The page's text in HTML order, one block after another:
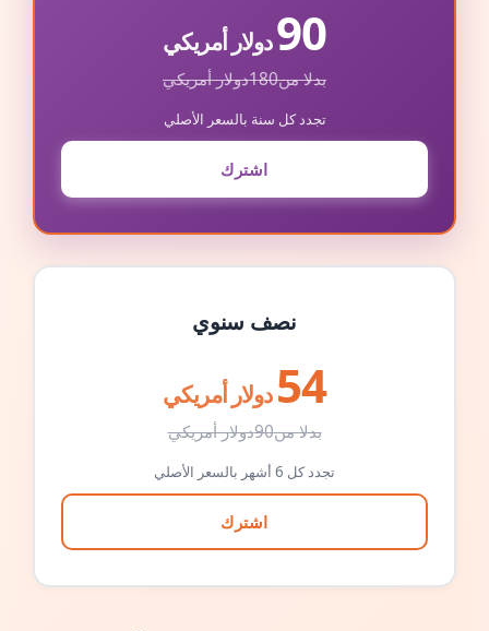
90دولار أمريكي
بدلا من180دولار أمريكي
تجدد كل سنة بالسعر الأصلي
اشترك
نصف سنوي
54 دولار أمريكي
بدلا من90دولار أمريكي
تجدد كل 6 أشهر بالسعر الأصلي
اشترك